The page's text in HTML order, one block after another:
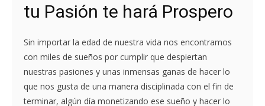
tu Pasión te hará Prospero
Sin importar la edad de nuestra vida nos encontramos
con miles de sueños por cumplir que despiertan
nuestras pasiones y unas inmensas ganas de hacer lo
que nos gusta de una manera disciplinada con el fin de
terminar, algún día monetizando ese sueño y hacer lo